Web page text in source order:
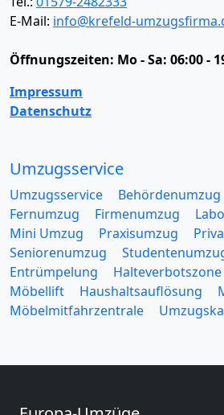
E-Mail: info@krefeld-
Öffnungszeiten: Mo - Sa: 06:00 -
Impressum
Datenschutz
Umzugsservice
Umzugsservice Behördenumzug
Fernumzug
Firmenumzug
Mini Umzug
Praxisumzug
Seniorenumzug
Entrümpelung
Halteverbotszone
Möbellift
Haushaltsauflösung
Möbelmitfahrzentrale